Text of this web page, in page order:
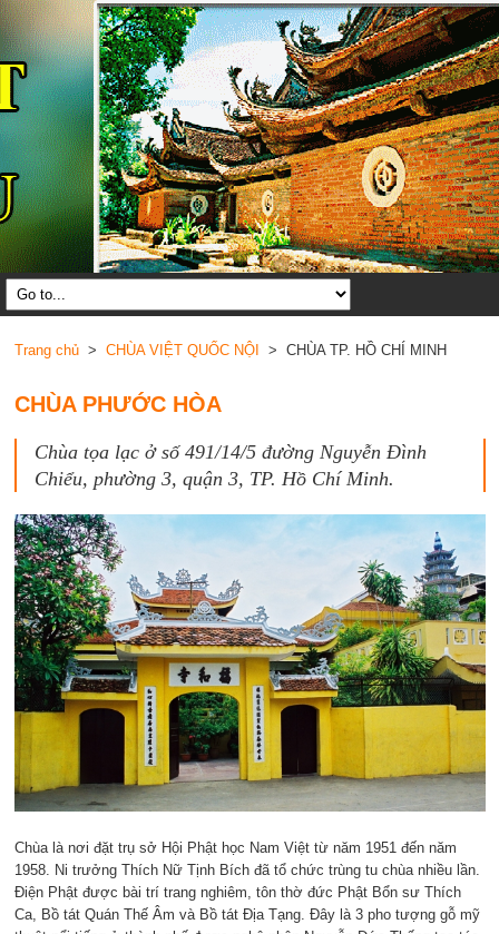
Trang chủ> CHÙA VIỆT QUỐC NỘI > CHÙA TP. HỒ CHÍ MINH
CHÙA PHƯỚC HÒA
Chùa tọa lạc ở số 491/14/5 đường Nguyễn Đình
Chiểu, phường 3, quận 3, TP. Hồ Chí Minh.
Chùa là nơi đặt trụ sở Hội Phật học Nam Việt từ năm 1951 đến năm
1958. Ni trưởng Thích Nữ Tịnh Bích đã tổ chức trùng tu chùa nhiều lần.
Điện Phật được bài trí trang nghiêm, tôn thờ đức Phật Bổn sư Thích
Ca, Bồ tát Quán Thế Âm và Bồ tát Địa Tạng. Đây là 3 pho tượng gỗ mỹ